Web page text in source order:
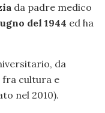
da padre medico
del 1944 ed ha
da
fra cultura e
nel 2010).